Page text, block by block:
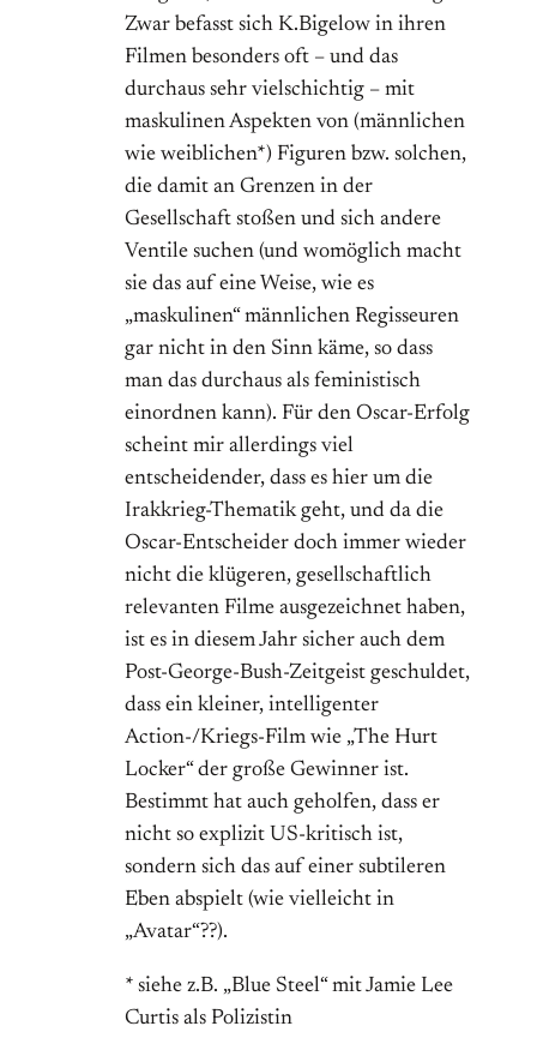
Zwar befasst sich K.Bigelow in ihren
Filmen besonders oft – und das
durchaus sehr vielschichtig – mit
maskulinen Aspekten von (männlichen
wie weiblichen*) Figuren bzw. solchen,
die damit an Grenzen in der
Gesellschaft stoßen und sich andere
Ventile suchen (und womöglich macht
sie das auf eine Weise, wie es
„maskulinen“ männlichen Regisseuren
gar nicht in den Sinn käme, so dass
man das durchaus als feministisch
einordnen kann). Für den Oscar-Erfolg
scheint mir allerdings viel
entscheidender, dass es hier um die
Irakkrieg-Thematik geht, und da die
Oscar-Entscheider doch immer wieder
nicht die klügeren, gesellschaftlich
relevanten Filme ausgezeichnet haben,
ist es in diesem Jahr sicher auch dem
Post-George-Bush-Zeitgeist geschuldet,
dass ein kleiner, intelligenter
Action-/Kriegs-Film wie „The Hurt
Locker“ der große Gewinner ist.
Bestimmt hat auch geholfen, dass er
nicht so explizit US-kritisch ist,
sondern sich das auf einer subtileren
Eben abspielt (wie vielleicht in
„Avatar“??).
* siehe z.B. „Blue Steel“ mit Jamie Lee
Curtis als Polizistin